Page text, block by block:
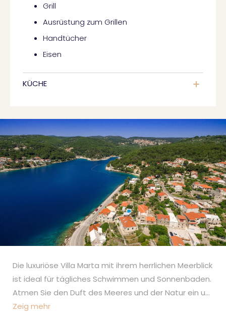
Grill
Ausrüstung zum Grillen
Handtücher
Eisen
KÜCHE
Die luxuriöse Villa Marta mit ihrem herrlichen Meerblick
ist ideal für tägliches Schwimmen und Sonnenbaden.
Atmen Sie den Duft des Meeres und der Natur ein u...
Zeig mehr